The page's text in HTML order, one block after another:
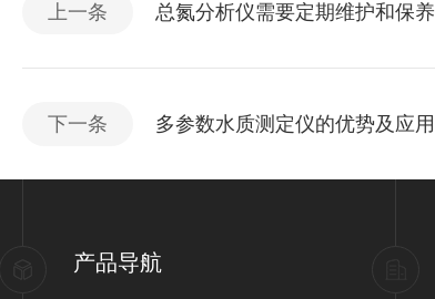
上一条 总氮分析仪需要定期维护和保养
下一条 多参数水质测定仪的优势及应用
产品导航